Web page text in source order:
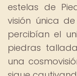
estelas de
visión única
percibían el
piedras
una